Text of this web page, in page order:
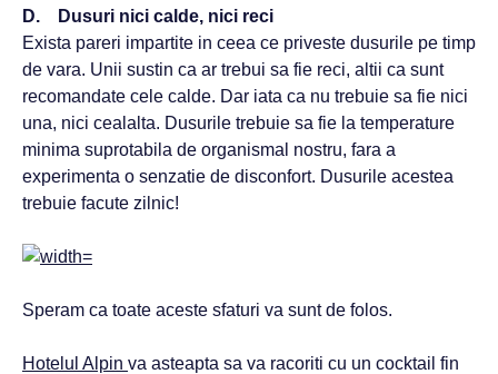
D. Dusuri nici calde, nici reci
Exista pareri impartite in ceea ce priveste dusurile pe timp
de vara. Unii sustin ca ar trebui sa fie reci, altii ca sunt
recomandate cele calde. Dar iata ca nu trebuie sa fie nici
una, nici cealalta. Dusurile trebuie sa fie la temperature
minima suprotabila de organismal nostru, fara a
experimenta o senzatie de disconfort. Dusurile acestea
trebuie facute zilnic!
Speram ca toate aceste sfaturi va sunt de folos.
Hotelul Alpin va asteapta sa va racoriti cu un cocktail fin